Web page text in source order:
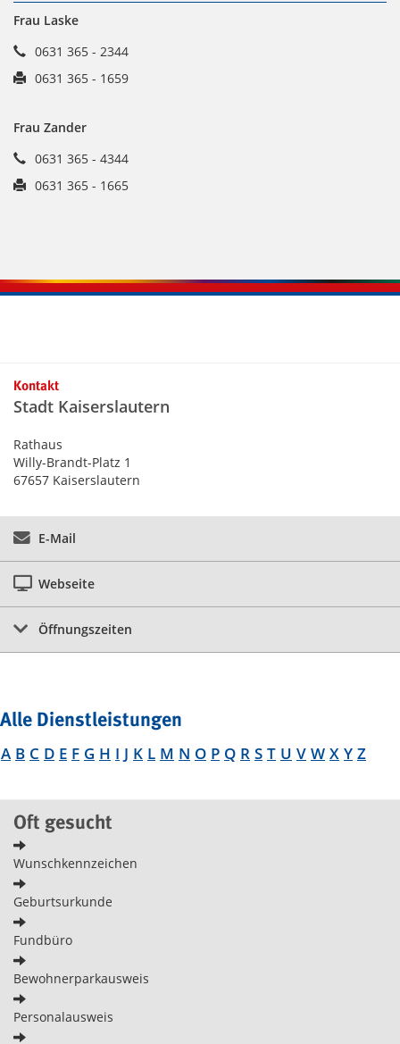
Frau Laske
0631 365 - 2344
0631 365 - 1659
Frau Zander
0631 365 - 4344
0631 365 - 1665
Kontaktinformationen und Weiterführendes
Kontakt
Stadt Kaiserslautern
Rathaus
Willy-Brandt-Platz 1
67657 Kaiserslautern
E-Mail
Webseite
Öffnungszeiten
Alle Dienstleistungen
A B C D E F G H I J K L M N O P Q R S T U V W X Y Z
Oft gesucht
Wunschkennzeichen
Geburtsurkunde
Fundbüro
Bewohnerparkausweis
Personalausweis